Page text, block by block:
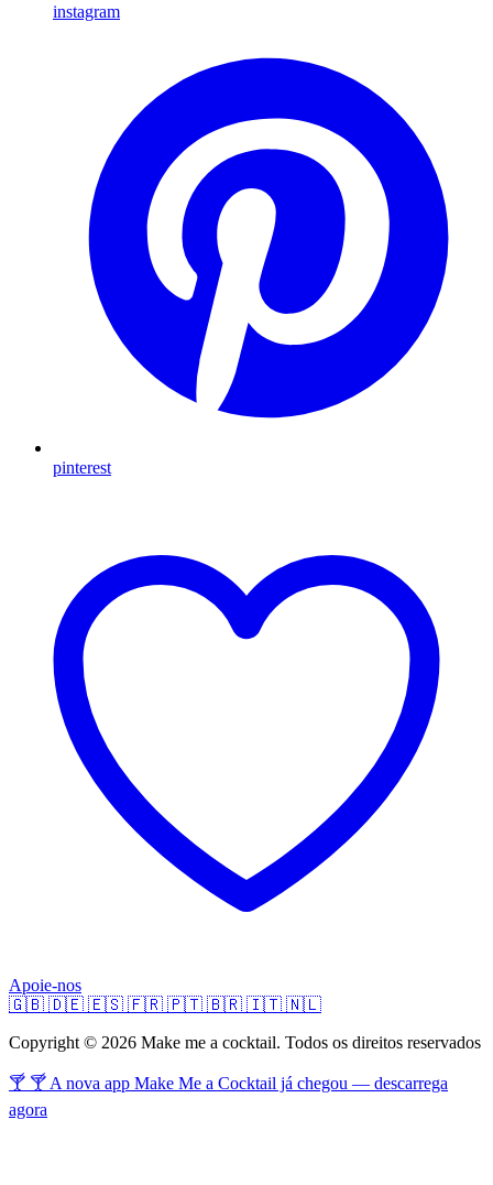
instagram
pinterest
Apoie-nos
🇬🇧 🇩🇪 🇪🇸 🇫🇷 🇵🇹 🇧🇷 🇮🇹 🇳🇱
Copyright © 2026 Make me a cocktail. Todos os direitos reservados
🍸 🍸 A nova app Make Me a Cocktail já chegou — descarrega
agora